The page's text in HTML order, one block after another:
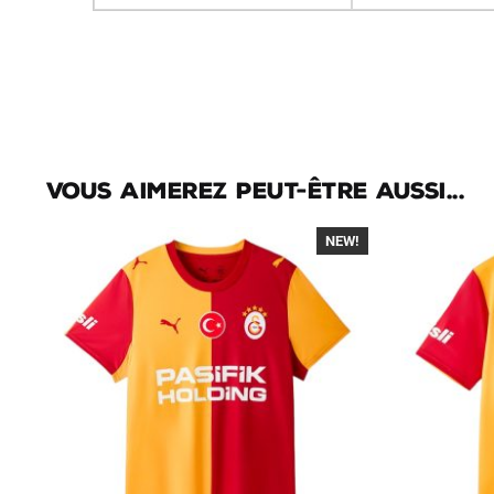
Vous aimerez peut-être aussi...
-40%
NEW!